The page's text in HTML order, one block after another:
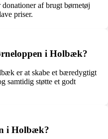
af brugt børnetøj
priser.
i Holbæk?
er at skabe et bæredygtigt
samtidig støtte et godt
i Holbæk?